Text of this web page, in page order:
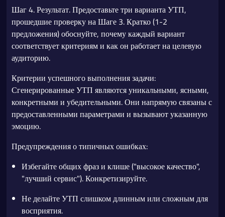
Шаг 4. Результат. Предоставьте три варианта УТП,
прошедшие проверку на Шаге 3. Кратко (1-2
предложения) обоснуйте, почему каждый вариант
соответствует критериям и как он работает на целевую
аудиторию.
Критерии успешного выполнения задачи:
Сгенерированные УТП являются уникальными, ясными,
конкретными и убедительными. Они напрямую связаны с
предоставленными параметрами и вызывают указанную
эмоцию.
Предупреждения о типичных ошибках:
Избегайте общих фраз и клише ("высокое качество",
"лучший сервис"). Конкретизируйте.
Не делайте УТП слишком длинным или сложным для
восприятия.